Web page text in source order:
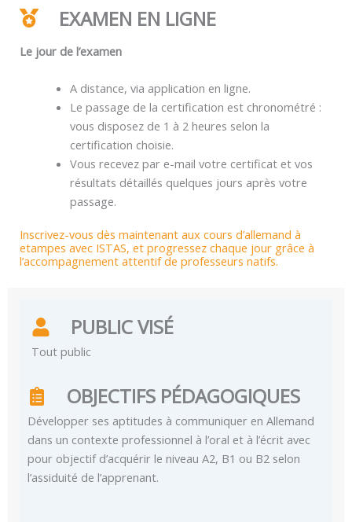
EXAMEN EN LIGNE
Le jour de l’examen
A distance, via application en ligne.
Le passage de la certification est chronométré :
vous disposez de 1 à 2 heures selon la
certification choisie.
Vous recevez par e-mail votre certificat et vos
résultats détaillés quelques jours après votre
passage.
Inscrivez-vous dès maintenant aux cours d’allemand à
etampes avec ISTAS, et progressez chaque jour grâce à
l’accompagnement attentif de professeurs natifs.
PUBLIC VISÉ
Tout public
OBJECTIFS PÉDAGOGIQUES
Développer ses aptitudes à communiquer en Allemand
dans un contexte professionnel à l’oral et à l’écrit avec
pour objectif d’acquérir le niveau A2, B1 ou B2 selon
l’assiduité de l’apprenant.